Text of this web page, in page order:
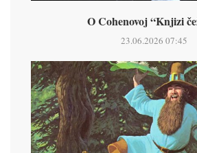
O Cohenovoj “Knjizi
23.06.2026 07:45